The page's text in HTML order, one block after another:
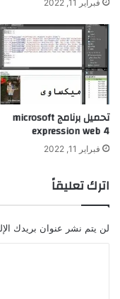
فبراير 11, 2022
تحميل برنامج microsoft
expression web 4
فبراير 11, 2022
اترك تعليقاً
لن يتم نشر عنوان بريدك